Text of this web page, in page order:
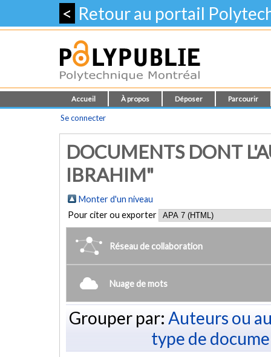
< Retour au portail
Accueil À propos Déposer Parcourir
Se connecter
DOCUMENTS DONT
IBRAHIM"
Monter d'un niveau
Pour citer ou exporter
Réseau de collaboration
Nuage de mots
Grouper par: Auteurs ou
type de